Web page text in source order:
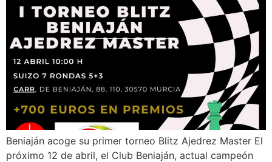
Beniaján acoge su primer torneo Blitz Ajedrez Master El
próximo 12 de abril, el Club Beniaján, actual campeón